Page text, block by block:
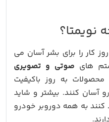
کار را برای بشر آسان می
های صوتی و تصویری
محصولات به روز باکیفیت
آسان کنند. بیشتر و شاید
کنند به همه دوروبر خودرو